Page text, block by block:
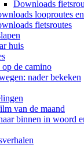
Downloads
looproutes
fietsroutes
huis
de camino
nader bekeken
van de maand
binnen in woord